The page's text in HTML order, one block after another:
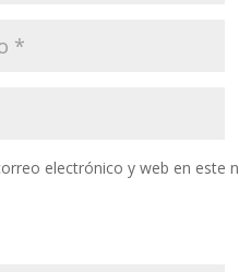
electrónico y web en este